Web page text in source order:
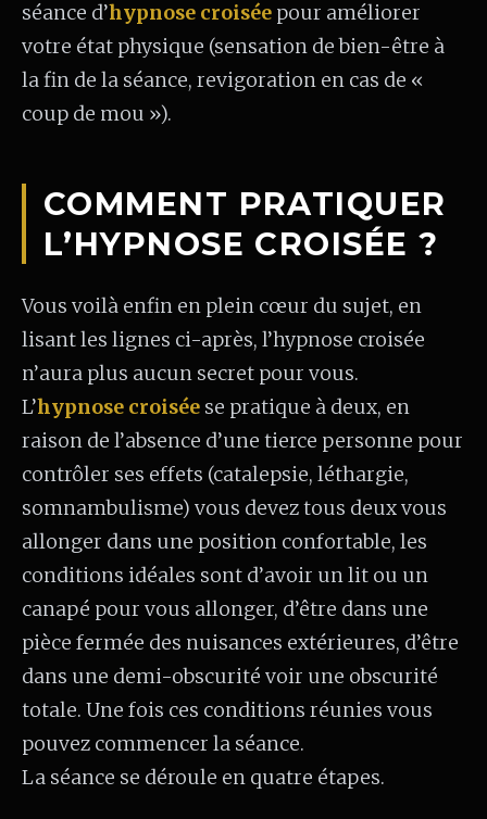
séance d’hypnose croisée pour améliorer
votre état physique (sensation de bien-être à
la fin de la séance, revigoration en cas de «
coup de mou »).
COMMENT PRATIQUER
L’HYPNOSE CROISÉE ?
Vous voilà enfin en plein cœur du sujet, en
lisant les lignes ci-après, l’hypnose croisée
n’aura plus aucun secret pour vous.
L’hypnose croisée se pratique à deux, en
raison de l’absence d’une tierce personne pour
contrôler ses effets (catalepsie, léthargie,
somnambulisme) vous devez tous deux vous
allonger dans une position confortable, les
conditions idéales sont d’avoir un lit ou un
canapé pour vous allonger, d’être dans une
pièce fermée des nuisances extérieures, d’être
dans une demi-obscurité voir une obscurité
totale. Une fois ces conditions réunies vous
pouvez commencer la séance.
La séance se déroule en quatre étapes.